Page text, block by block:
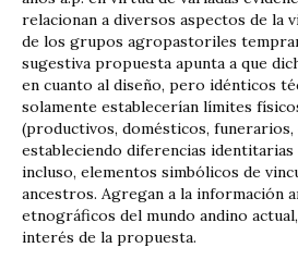
relacionan a diversos aspectos de la
de los grupos agropastoriles
sugestiva propuesta apunta a que
en cuanto al diseño, pero idénticos
solamente establecerían límites
(productivos, domésticos, funerarios,
estableciendo diferencias identitarias
incluso, elementos simbólicos de
ancestros. Agregan a la información
etnográficos del mundo andino
interés de la propuesta.